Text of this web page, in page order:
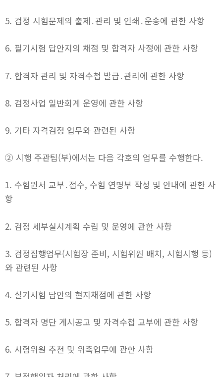
5. 검정 시험문제의 출제․관리 및 인쇄․운송에 관한 사항
6. 필기시험 답안지의 채점 및 합격자 사정에 관한 사항
7. 합격자 관리 및 자격수첩 발급․관리에 관한 사항
8. 검정사업 일반회계 운영에 관한 사항
9. 기타 자격검정 업무와 관련된 사항
② 시행 주관팀(부)에서는 다음 각호의 업무를 수행한다.
1. 수험원서 교부․접수, 수험 연명부 작성 및 안내에 관한 사
항
2. 검정 세부실시계획 수립 및 운영에 관한 사항
3. 검정집행업무(시험장 준비, 시험위원 배치, 시험시행 등)
와 관련된 사항
4. 실기시험 답안의 현지채점에 관한 사항
5. 합격자 명단 게시공고 및 자격수첩 교부에 관한 사항
6. 시험위원 추천 및 위촉업무에 관한 사항